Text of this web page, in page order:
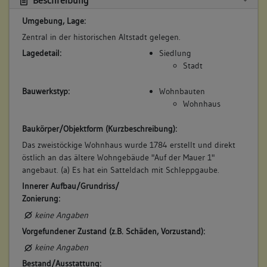
kleine Behausung
keiner
(1803 - 1819)
Bemerkung Familie:
Bemerkung Besitz:
kauft von Türk
Beschreibung:
kleine Behausung
Beruf / Amt / Titel:
keiner
Betroffene Gebäudeteile:
Umgebung, Lage:
Zentral in der historischen Altstadt gelegen.
Lagedetail:
Siedlung
Stadt
Bauwerkstyp:
Wohnbauten
Wohnhaus
Baukörper/Objektform (Kurzbeschreibung):
Das zweistöckige Wohnhaus wurde 1784 erstellt und direkt
östlich an das ältere Wohngebäude "Auf der Mauer 1"
angebaut. (a) Es hat ein Satteldach mit Schleppgaube.
Innerer Aufbau/Grundriss/
Zonierung:
keine Angaben
Vorgefundener Zustand (z.B. Schäden, Vorzustand):
keine Angaben
Bestand/Ausstattung: